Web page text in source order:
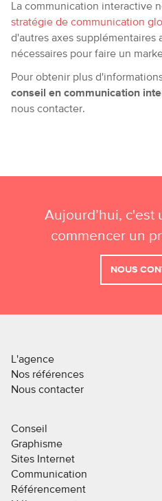
La communication interactive
stratégie de communication
d'autres axes supplémentaires
nécessaires pour faire un
Pour obtenir plus
conseil en communication
nous contacter.
Aujourd’hui, c'est
commencer un
NOUS
L'agence
Nos références
Nous contacter
Conseil
Graphisme
Sites Internet
Communication
Référencement